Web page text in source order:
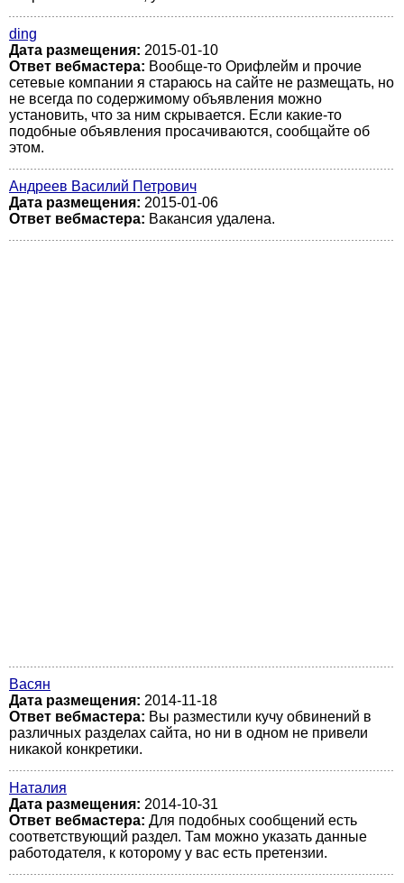
ding
Дата размещения: 2015-01-10
Ответ вебмастера: Вообще-то Орифлейм и прочие
сетевые компании я стараюсь на сайте не размещать, но
не всегда по содержимому объявления можно
установить, что за ним скрывается. Если какие-то
подобные объявления просачиваются, сообщайте об
этом.
Андреев Василий Петрович
Дата размещения: 2015-01-06
Ответ вебмастера: Вакансия удалена.
Васян
Дата размещения: 2014-11-18
Ответ вебмастера: Вы разместили кучу обвинений в
различных разделах сайта, но ни в одном не привели
никакой конкретики.
Наталия
Дата размещения: 2014-10-31
Ответ вебмастера: Для подобных сообщений есть
соответствующий раздел. Там можно указать данные
работодателя, к которому у вас есть претензии.